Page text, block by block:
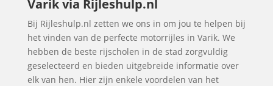
Varik via Rijleshulp.nl
Bij Rijleshulp.nl zetten we ons in om jou te helpen bij
het vinden van de perfecte motorrijles in Varik. We
hebben de beste rijscholen in de stad zorgvuldig
geselecteerd en bieden uitgebreide informatie over
elk van hen. Hier zijn enkele voordelen van het